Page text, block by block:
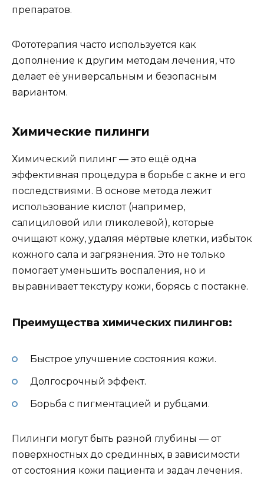
препаратов.
Фототерапия часто используется как
дополнение к другим методам лечения, что
делает её универсальным и безопасным
вариантом.
Химические пилинги
Химический пилинг — это ещё одна
эффективная процедура в борьбе с акне и его
последствиями. В основе метода лежит
использование кислот (например,
салициловой или гликолевой), которые
очищают кожу, удаляя мёртвые клетки, избыток
кожного сала и загрязнения. Это не только
помогает уменьшить воспаления, но и
выравнивает текстуру кожи, борясь с постакне.
Преимущества химических пилингов:
Быстрое улучшение состояния кожи.
Долгосрочный эффект.
Борьба с пигментацией и рубцами.
Пилинги могут быть разной глубины — от
поверхностных до срединных, в зависимости
от состояния кожи пациента и задач лечения.